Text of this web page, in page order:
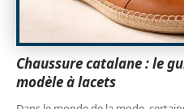
Chaussure catalane : le
modèle à lacets